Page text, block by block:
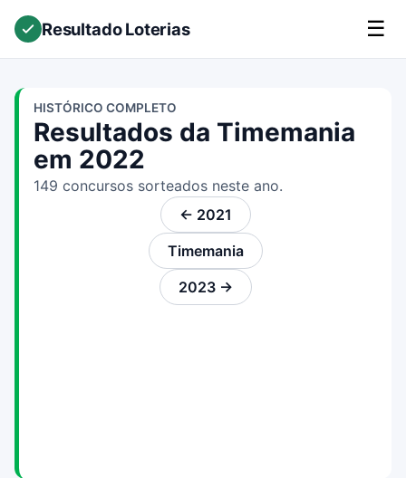
Resultado Loterias ☰
HISTÓRICO COMPLETO
Resultados da Timemania
em 2022
149 concursos sorteados neste ano.
← 2021
Timemania
2023 →